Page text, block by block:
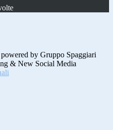
by Gruppo Spaggiari
& New Social Media